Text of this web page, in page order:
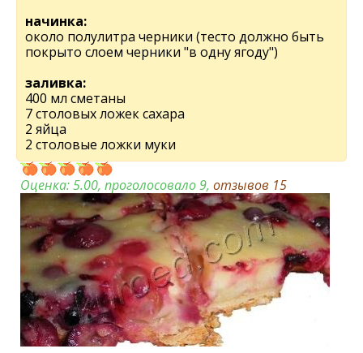
начинка:
около полулитра черники (тесто должно быть
покрыто слоем черники "в одну ягоду")
заливка:
400 мл сметаны
7 столовых ложек сахара
2 яйца
2 столовые ложки муки
Оценка:5.00, проголосовало 9, отзывов 15